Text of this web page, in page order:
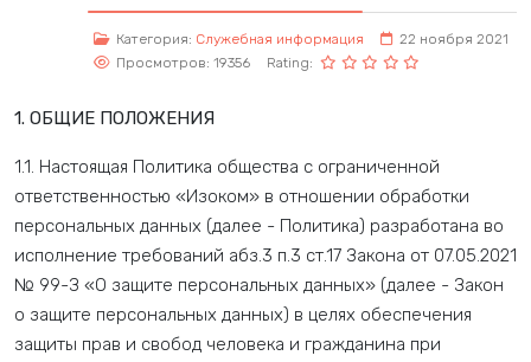
Категория: Служебная информация
22 ноября 2021
Просмотров: 19356
Rating:
1. ОБЩИЕ ПОЛОЖЕНИЯ
1.1. Настоящая Политика общества с ограниченной
ответственностью «Изоком» в отношении обработки
персональных данных (далее - Политика) разработана во
исполнение требований абз.3 п.3 ст.17 Закона от 07.05.2021
№ 99-З «О защите персональных данных» (далее - Закон
о защите персональных данных) в целях обеспечения
защиты прав и свобод человека и гражданина при